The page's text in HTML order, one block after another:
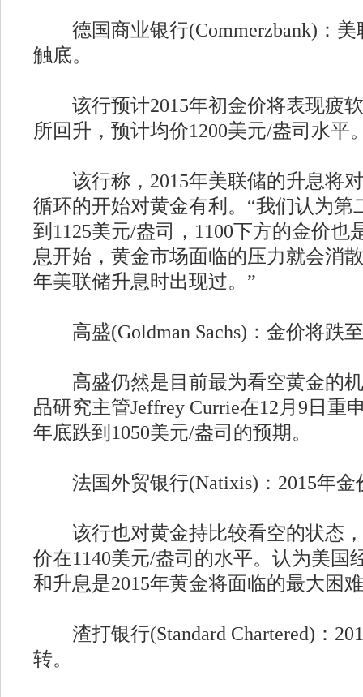
德国商业银行(Commerzbank)：美
触底。
该行预计2015年初金价将表现疲
所回升，预计均价1200美元/盎司水平
该行称，2015年美联储的升息将
循环的开始对黄金有利。“我们认为第
到1125美元/盎司，1100下方的金价也
息开始，黄金市场面临的压力就会消
年美联储升息时出现过。”
高盛(Goldman Sachs)：金价将跌
高盛仍然是目前最为看空黄金的机
品研究主管Jeffrey Currie在12月9日重
年底跌到1050美元/盎司的预期。
法国外贸银行(Natixis)：2015年金
该行也对黄金持比较看空的状态，
价在1140美元/盎司的水平。认为美国
和升息是2015年黄金将面临的最大困
渣打银行(Standard Chartered)：
转。